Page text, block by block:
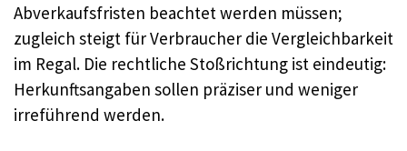
Abverkaufsfristen beachtet werden müssen;
zugleich steigt für Verbraucher die Vergleichbarkeit
im Regal. Die rechtliche Stoßrichtung ist eindeutig:
Herkunftsangaben sollen präziser und weniger
irreführend werden.